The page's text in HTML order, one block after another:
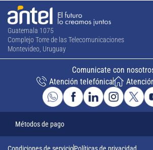
Guatemala 1075
Complejo Torre de las Telecomunicaciones
Montevideo, Uruguay
Comunicate con
Atención telefónica
Métodos de pago